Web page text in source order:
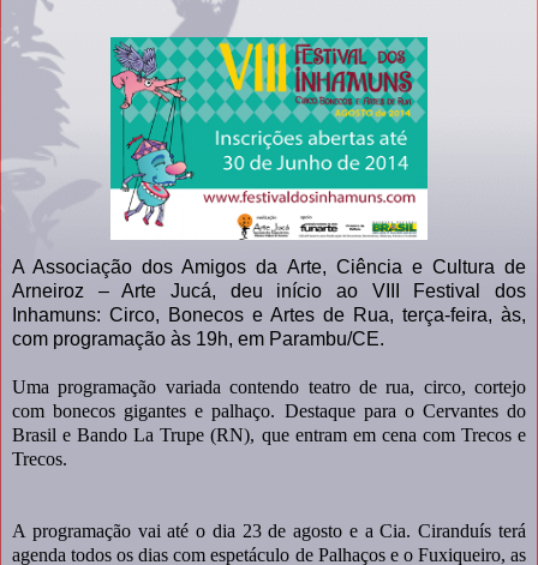
A Associação dos Amigos da Arte, Ciência e Cultura de
Arneiroz – Arte Jucá, deu início ao VIII Festival dos
Inhamuns: Circo, Bonecos e Artes de Rua, terça-feira, às,
com programação às 19h, em Parambu/CE.
Uma programação variada contendo teatro de rua, circo, cortejo
com bonecos gigantes e palhaço. Destaque para o Cervantes do
Brasil e Bando La Trupe (RN), que entram em cena com Trecos e
Trecos.
A programação vai até o dia 23 de agosto e a Cia. Ciranduís terá
agenda todos os dias com espetáculo de Palhaços e o Fuxiqueiro, as